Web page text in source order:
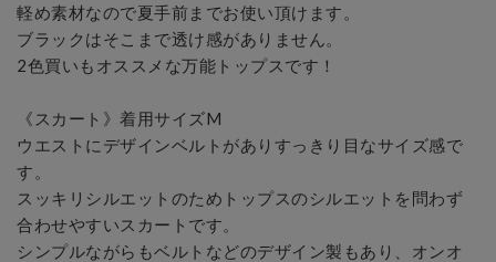
軽め素材なので夏手前までお使い頂けます。
ブラックはそこまで透け感がありません。
2色買いもオススメな万能トップスです！
《スカート》着用サイズM
ウエストにデザインベルトがありすっきり目なサイズ感で
す。
スッキリシルエットのためトップスのシルエットを問わず
合わせやすいスカートです。
シンプルながらもベルトなどのデザイン製もあり、オンオ